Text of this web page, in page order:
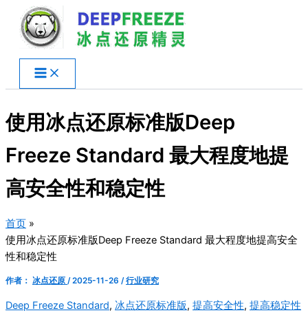
使用冰点还原标准版Deep
Freeze Standard 最大程度地提
高安全性和稳定性
首页
使用冰点还原标准版Deep Freeze Standard 最大程度地提高安全
性和稳定性
作者： 冰点还原 /2025-11-26 /行业研究
Deep Freeze Standard, 冰点还原标准版, 提高安全性, 提高稳定性